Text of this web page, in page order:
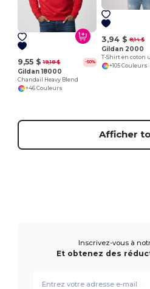
9,55 $ 19,18 $ -50%
Gildan 18000
Chandail Heavy Blend
+46 Couleurs
3,94 $ 8,14 $
Gildan 2000
+105 Couleurs
Afficher
Inscrivez-vous à
Et obtenez des